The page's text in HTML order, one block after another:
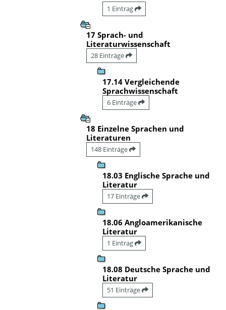
1 Eintrag
17 Sprach- und
Literaturwissenschaft
28 Einträge
17.14 Vergleichende
Sprachwissenschaft
6 Einträge
18 Einzelne Sprachen und
Literaturen
148 Einträge
18.03 Englische Sprache und
Literatur
17 Einträge
18.06 Angloamerikanische
Literatur
1 Eintrag
18.08 Deutsche Sprache und
Literatur
51 Einträge